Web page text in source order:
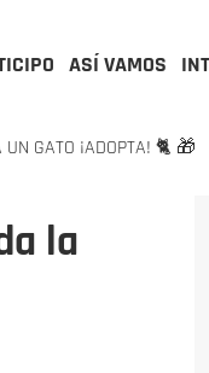
ASÍ VAMOS
GATO ¡ADOPTA! 🐈 🎁
la